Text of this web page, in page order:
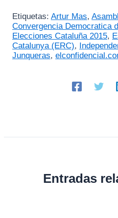
Etiquetas: Artur Mas,
Convergencia Democratica
Elecciones Cataluña 2015,
Catalunya (ERC),
Junqueras,
Entradas